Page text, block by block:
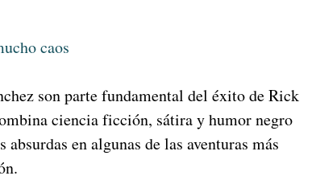
caos
son parte fundamental del éxito de Rick
ciencia ficción, sátira y humor negro
en algunas de las aventuras más